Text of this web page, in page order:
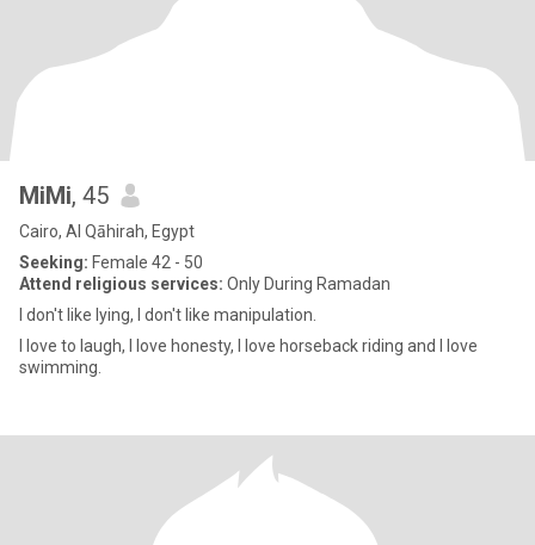
MiMi, 45
Cairo, Al Qāhirah, Egypt
Seeking: Female 42 - 50
Attend religious services: Only During Ramadan
I don't like lying, I don't like manipulation.
I love to laugh, I love honesty, I love horseback riding and I love
swimming.